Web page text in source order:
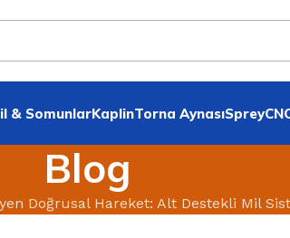
& SomunlarKaplinTorna AynasıSprey
Blog
Doğrusal Hareket: Alt Destekli Mil